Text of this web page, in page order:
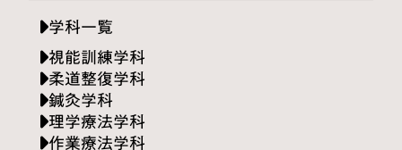
学科一覧
視能訓練学科
柔道整復学科
鍼灸学科
理学療法学科
作業療法学科